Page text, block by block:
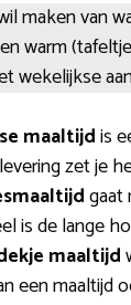
maken van
warm
wekelijkse
maaltijdis
zet je
gaat
is de lange
maaltijd
een maaltijd